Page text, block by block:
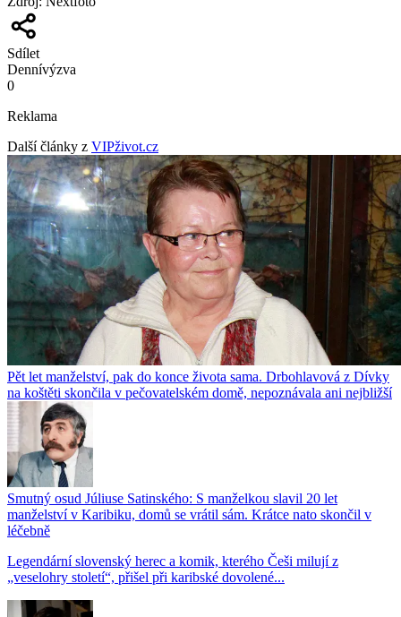
Sdílet
Dennívýzva
0
Reklama
Další články z VIPživot.cz
Pět let manželství, pak do konce života sama. Drbohlavová z Dívky
na koštěti skončila v pečovatelském domě, nepoznávala ani nejbližší
Smutný osud Júliuse Satinského: S manželkou slavil 20 let
manželství v Karibiku, domů se vrátil sám. Krátce nato skončil v
léčebně
Legendární slovenský herec a komik, kterého Češi milují z
„veselohry století“, přišel při karibské dovolené...